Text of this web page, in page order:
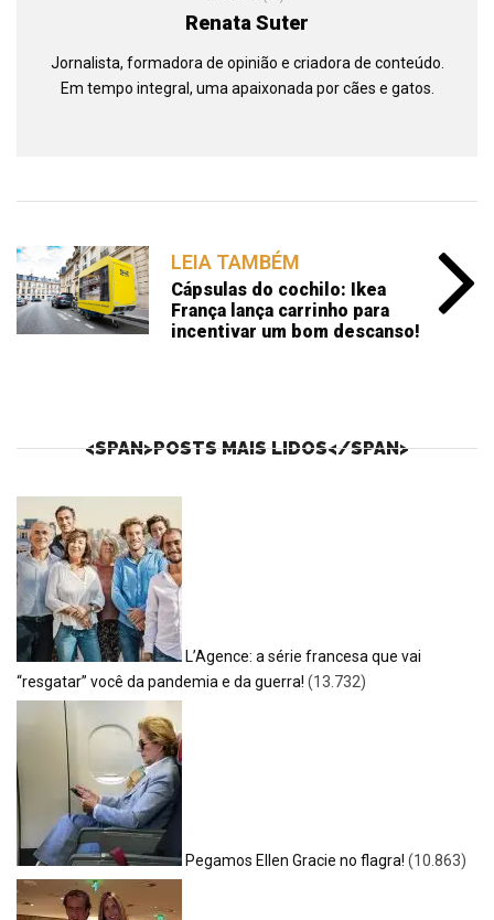
Renata Suter
Jornalista, formadora de opinião e criadora de conteúdo.
Em tempo integral, uma apaixonada por cães e gatos.
LEIA TAMBÉM
Cápsulas do cochilo: Ikea
França lança carrinho para
incentivar um bom descanso!
<SPAN>POSTS MAIS LIDOS</SPAN>
L’Agence: a série francesa que vai
“resgatar” você da pandemia e da guerra! (13.732)
Pegamos Ellen Gracie no flagra! (10.863)